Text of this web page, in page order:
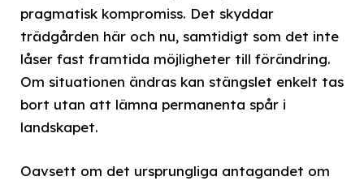
pragmatisk kompromiss. Det skyddar
trädgården här och nu, samtidigt som det inte
låser fast framtida möjligheter till förändring.
Om situationen ändras kan stängslet enkelt tas
bort utan att lämna permanenta spår i
landskapet.
Oavsett om det ursprungliga antagandet om